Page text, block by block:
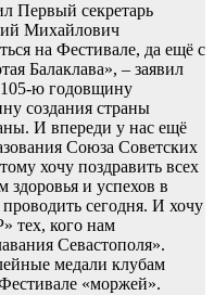
Первый секретарь
Михайлович
на Фестивале, да ещё с
Балаклава», – заявил
ю годовщину
создания страны
И впереди у нас ещё
Союза Советских
хочу поздравить всех
и успехов в
сегодня. И хочу
тех, кого нам
Севастополя».
медали клубам
«моржей».